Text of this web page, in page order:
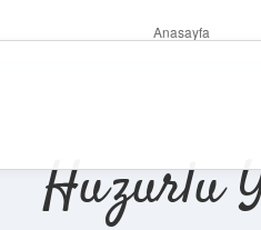
Anasayfa
Huzurlu